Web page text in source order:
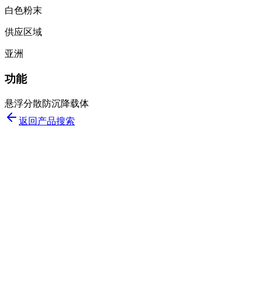
白色粉末
供应区域
亚洲
功能
悬浮分散防沉降载体
返回产品搜索